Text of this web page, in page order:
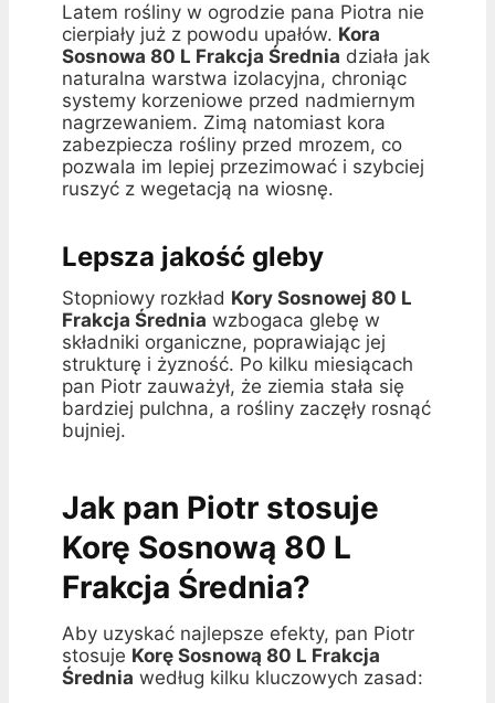
Latem rośliny w ogrodzie pana Piotra nie
cierpiały już z powodu upałów. Kora
Sosnowa 80 L Frakcja Średnia działa jak
naturalna warstwa izolacyjna, chroniąc
systemy korzeniowe przed nadmiernym
nagrzewaniem. Zimą natomiast kora
zabezpiecza rośliny przed mrozem, co
pozwala im lepiej przezimować i szybciej
ruszyć z wegetacją na wiosnę.
Lepsza jakość gleby
Stopniowy rozkład Kory Sosnowej 80 L
Frakcja Średnia wzbogaca glebę w
składniki organiczne, poprawiając jej
strukturę i żyzność. Po kilku miesiącach
pan Piotr zauważył, że ziemia stała się
bardziej pulchna, a rośliny zaczęły rosnąć
bujniej.
Jak pan Piotr stosuje
Korę Sosnową 80 L
Frakcja Średnia?
Aby uzyskać najlepsze efekty, pan Piotr
stosuje Korę Sosnową 80 L Frakcja
Średnia według kilku kluczowych zasad: